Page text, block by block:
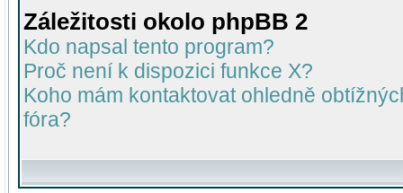
Záležitosti okolo phpBB 2
Kdo napsal tento program?
Proč není k dispozici funkce X?
Koho mám kontaktovat ohledně
fóra?